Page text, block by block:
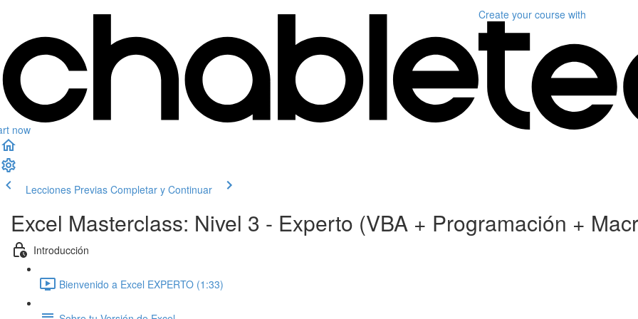
now
Create your course with
Lecciones Previas Completar y Continuar
Excel Masterclass: Nivel 3 - Experto (VBA + Programación +
Introducción
Bienvenido a Excel EXPERTO (1:33)